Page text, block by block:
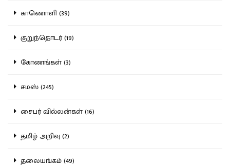
காணொளி (39)
குறுந்தொடர் (19)
கோணங்கள் (3)
சமஸ் (245)
சைபர் வில்லன்கள் (16)
தமிழ் அறிவு (2)
தலையங்கம் (49)